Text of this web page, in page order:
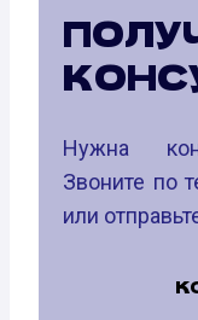
Нужна
Звоните по
или